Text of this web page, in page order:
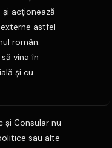
acţionează
astfel
român.
vina în
şi cu
şi Consular nu
sau alte